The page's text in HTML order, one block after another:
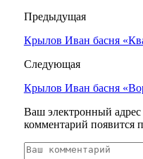
Предыдущая
Крылов Иван басня
Следующая
Крылов Иван басня
Ваш электронный адрес
комментарий появится